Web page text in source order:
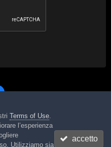
Cookies
Community
Terms of Use.
l’esperienza
Utilizziamo sia
accetto